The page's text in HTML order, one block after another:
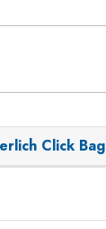
Click Bag